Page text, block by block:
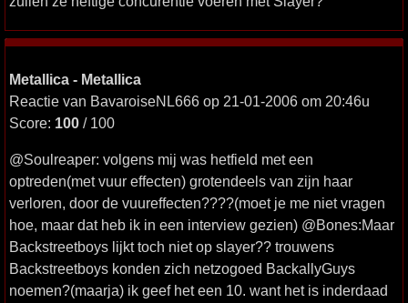
Metallica - Metallica
Reactie van BavaroiseNL666 op 21-01-2006 om 20:46u
Score: 100 / 100
@Soulreaper: volgens mij was hetfield met een
optreden(met vuur effecten) grotendeels van zijn haar
verloren, door de vuureffecten????(moet je me niet vragen
hoe, maar dat heb ik in een interview gezien) @Bones:Maar
Backstreetboys lijkt toch niet op slayer?? trouwens
Backstreetboys konden zich netzogoed BackallyGuys
noemen?(maarja) ik geef het een 10. want het is inderdaad